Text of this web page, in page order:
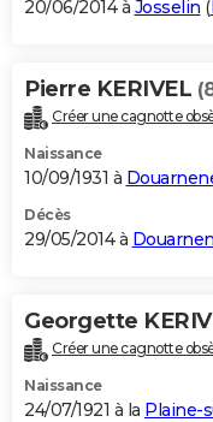
20/06/2014 à Josselin (
Pierre KERIVEL
Créer une cagnotte
Naissance
10/09/1931 à
Décès
29/05/2014 à
Georgette
Créer une cagnotte
Naissance
24/07/1921 à la Plaine-